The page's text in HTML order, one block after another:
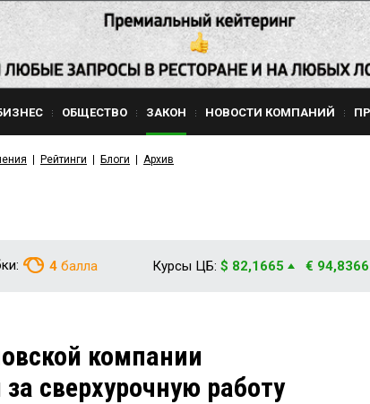
ОБЩЕСТВО ЗАКОН НОВОСТИ КОМПАНИЙ
Рейтинги Блоги Архив
4 балла Курсы ЦБ: $ 82,1665 € 94,8366
компании
сверхурочную работу